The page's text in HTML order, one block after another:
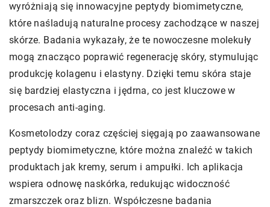
wyróżniają się innowacyjne peptydy biomimetyczne,
które naśladują naturalne procesy zachodzące w naszej
skórze. Badania wykazały, że te nowoczesne molekuły
mogą znacząco poprawić regenerację skóry, stymulując
produkcję kolagenu i elastyny. Dzięki temu skóra staje
się bardziej elastyczna i jędrna, co jest kluczowe w
procesach anti-aging.
Kosmetolodzy coraz częściej sięgają po zaawansowane
peptydy biomimetyczne, które można znaleźć w takich
produktach jak kremy, serum i ampułki. Ich aplikacja
wspiera odnowę naskórka, redukując widoczność
zmarszczek oraz blizn. Współczesne badania